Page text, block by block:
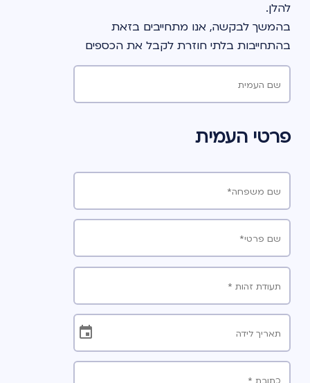
להלן.
ולשאת באחריות הביטוחית לגבי (שם העמית,
הכיסוי הביטוחי בקופת גמל מקבלת החל
המועד הקובע ו- התקנות, בהתאמה).
הנודעת לו בתקנות, אלא אם כן נקבע בו
במפורש אחרת.
שם העמית
פרטי העמית
שם משפחה*
שם פרטי*
תעודת זהות *
תאריך לידה